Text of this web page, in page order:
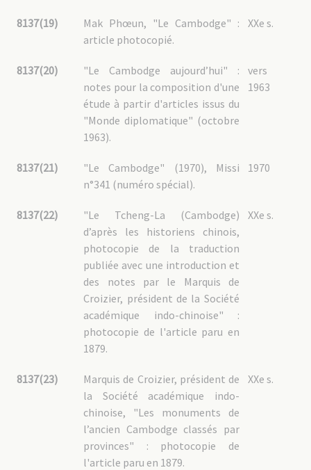
8137(19) XXe s.
Mak Phœun, "Le Cambodge" :
article photocopié.
8137(20)
vers
1963
"Le Cambodge aujourd’hui" :
notes pour la composition d'une
étude à partir d'articles issus du
"Monde diplomatique" (octobre
1963).
8137(21) 1970
"Le Cambodge" (1970), Missi
n°341 (numéro spécial).
8137(22) XXe s.
"Le Tcheng-La (Cambodge)
d’après les historiens chinois,
photocopie de la traduction
publiée avec une introduction et
des notes par le Marquis de
Croizier, président de la Société
académique indo-chinoise" :
photocopie de l'article paru en
1879.
8137(23) XXe s.
Marquis de Croizier, président de
la Société académique indo-
chinoise, "Les monuments de
l’ancien Cambodge classés par
provinces" : photocopie de
l'article paru en 1879.